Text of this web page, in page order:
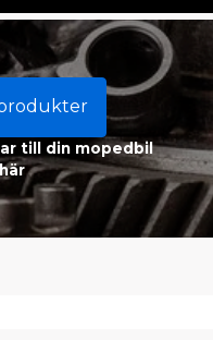
till din mopedbil